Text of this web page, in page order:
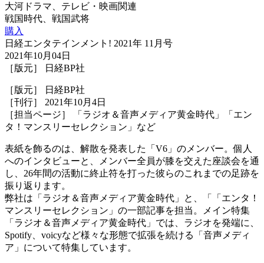
大河ドラマ、テレビ・映画関連
戦国時代、戦国武将
購入
日経エンタテインメント! 2021年 11月号
2021年10月04日
［版元］ 日経BP社
［版元］ 日経BP社
［刊行］ 2021年10月4日
［担当ページ］ 「ラジオ＆音声メディア黄金時代」「エン
タ！マンスリーセレクション」など
表紙を飾るのは、解散を発表した「V6」のメンバー。個人
へのインタビューと、メンバー全員が膝を交えた座談会を通
し、26年間の活動に終止符を打った彼らのこれまでの足跡を
振り返ります。
弊社は「ラジオ＆音声メディア黄金時代」と、「「エンタ！
マンスリーセレクション」の一部記事を担当。メイン特集
「ラジオ＆音声メディア黄金時代」では、ラジオを発端に、
Spotify、voicyなど様々な形態で拡張を続ける「音声メディ
ア」について特集しています。